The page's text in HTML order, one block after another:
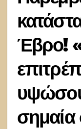
Έβρο!
σημαία